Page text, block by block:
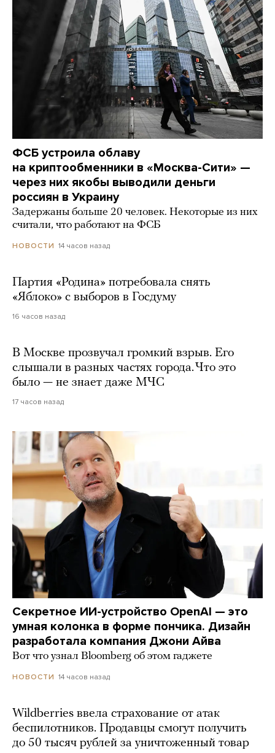
ФСБ устроила облаву
на криптообменники в «Москва-Сити» —
через них якобы выводили деньги
россиян в Украину
Задержаны больше 20 человек. Некоторые из них
считали, что работают на ФСБ
НОВОСТИ 14 часов назад
Партия «Родина» потребовала снять
«Яблоко» с выборов в Госдуму
16 часов назад
В Москве прозвучал громкий взрыв. Его
слышали в разных частях города. Что это
было — не знает даже МЧС
17 часов назад
Секретное ИИ-устройство OpenAI — это
умная колонка в форме пончика. Дизайн
разработала компания Джони Айва
Вот что узнал Bloomberg об этом гаджете
НОВОСТИ 14 часов назад
Wildberries ввела страхование от атак
беспилотников. Продавцы смогут получить
до 50 тысяч рублей за уничтоженный товар